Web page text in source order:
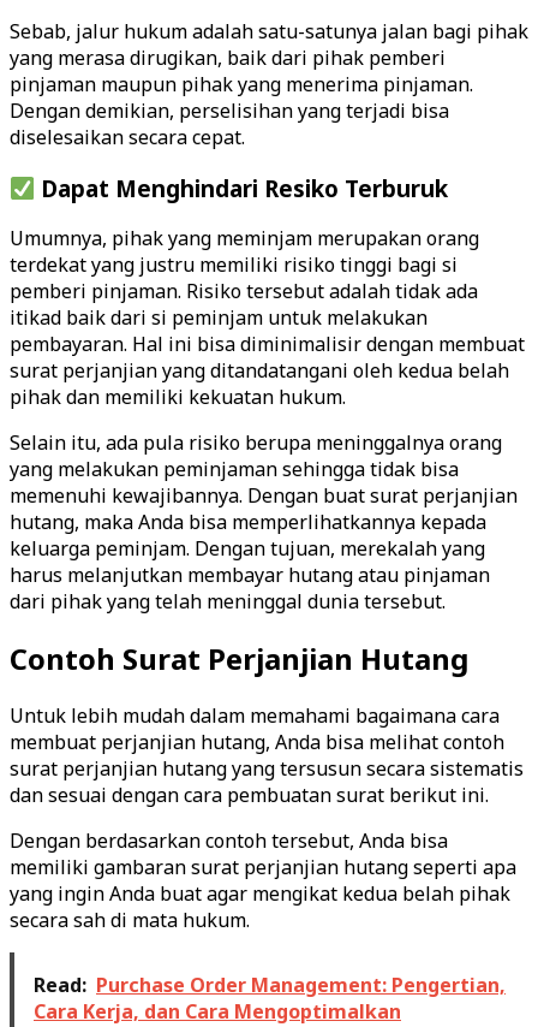
Sebab, jalur hukum adalah satu-satunya jalan bagi pihak
yang merasa dirugikan, baik dari pihak pemberi
pinjaman maupun pihak yang menerima pinjaman.
Dengan demikian, perselisihan yang terjadi bisa
diselesaikan secara cepat.
Dapat Menghindari Resiko Terburuk
Umumnya, pihak yang meminjam merupakan orang
terdekat yang justru memiliki risiko tinggi bagi si
pemberi pinjaman. Risiko tersebut adalah tidak ada
itikad baik dari si peminjam untuk melakukan
pembayaran. Hal ini bisa diminimalisir dengan membuat
surat perjanjian yang ditandatangani oleh kedua belah
pihak dan memiliki kekuatan hukum.
Selain itu, ada pula risiko berupa meninggalnya orang
yang melakukan peminjaman sehingga tidak bisa
memenuhi kewajibannya. Dengan buat surat perjanjian
hutang, maka Anda bisa memperlihatkannya kepada
keluarga peminjam. Dengan tujuan, merekalah yang
harus melanjutkan membayar hutang atau pinjaman
dari pihak yang telah meninggal dunia tersebut.
Contoh Surat Perjanjian Hutang
Untuk lebih mudah dalam memahami bagaimana cara
membuat perjanjian hutang, Anda bisa melihat contoh
surat perjanjian hutang yang tersusun secara sistematis
dan sesuai dengan cara pembuatan surat berikut ini.
Dengan berdasarkan contoh tersebut, Anda bisa
memiliki gambaran surat perjanjian hutang seperti apa
yang ingin Anda buat agar mengikat kedua belah pihak
secara sah di mata hukum.
Read: Purchase Order Management: Pengertian,
Cara Kerja, dan Cara Mengoptimalkan